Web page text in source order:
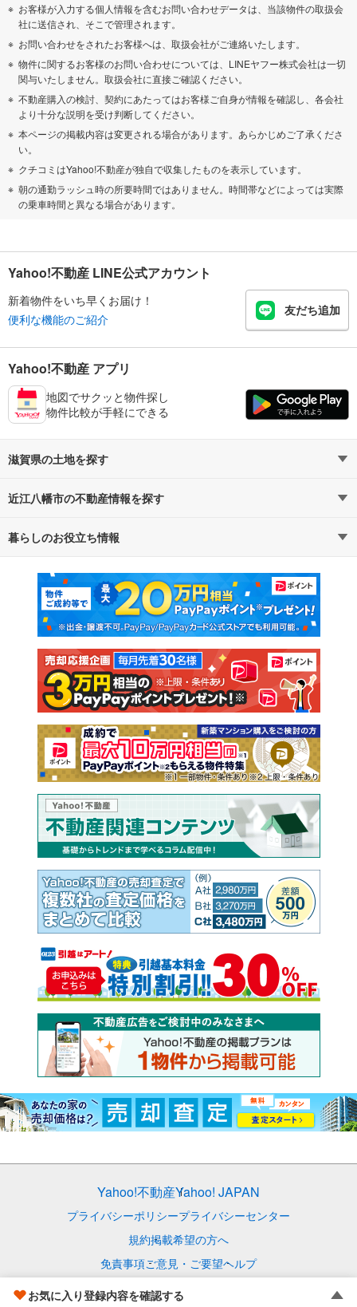
お客様が入力する個人情報を含むお問い合わせデータは、当該物件の取扱会
社に送信され、そこで管理されます。
お問い合わせをされたお客様へは、取扱会社がご連絡いたします。
物件に関するお客様のお問い合わせについては、LINEヤフー株式会社は一切
関与いたしません。取扱会社に直接ご確認ください。
不動産購入の検討、契約にあたってはお客様ご自身が情報を確認し、各会社
より十分な説明を受け判断してください。
本ページの掲載内容は変更される場合があります。あらかじめご了承くださ
い。
クチコミはYahoo!不動産が独自で収集したものを表示しています。
朝の通勤ラッシュ時の所要時間ではありません。時間帯などによっては実際
の乗車時間と異なる場合があります。
お気に入り登録内容を確認する
Yahoo!不動産 LINE公式アカウント
新着物件をいち早くお届け！
便利な機能のご紹介
友だち追加
Yahoo!不動産 アプリ
地図でサクッと物件探し
物件比較が手軽にできる
滋賀県の土地を探す
路線・駅から探す
通勤・通学時間から探す
近江八幡市の不動産情報を探す
不動産・住宅
新築マンション 中古マンション
新築一戸建て 中古一戸建て
注文住宅 土地
売却査定
暮らしのお役立ち情報
マンションカタログ 教えて！住まいの先生
Yahoo!不動産Yahoo! JAPAN
プライバシーポリシープライバシーセンター
規約掲載希望の方へ
免責事項ご意見・ご要望ヘルプ
© LY Corporation